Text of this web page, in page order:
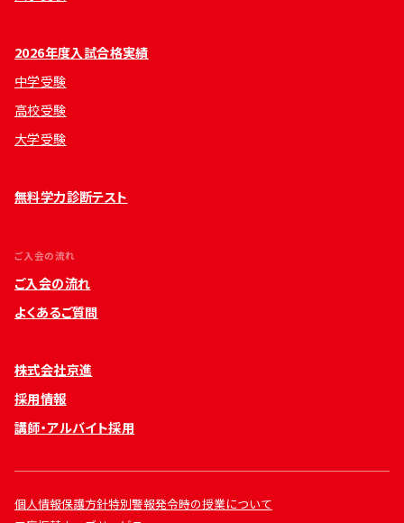
2026年度入試合格実績
中学受験
高校受験
大学受験
無料学力診断テスト
ご入会の流れ
ご入会の流れ
よくあるご質問
株式会社京進
採用情報
講師・アルバイト採用
個人情報保護方針特別警報発令時の授業について